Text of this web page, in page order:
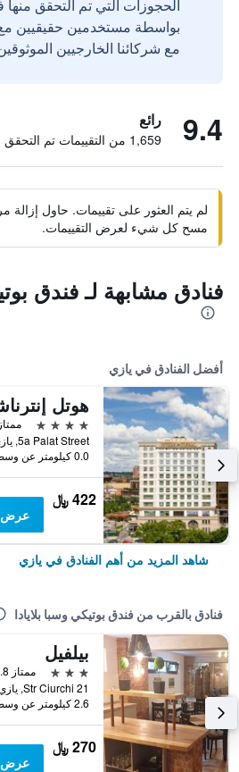
الحجوزات التي تم التحقق
مع شركائنا الخارجيين
9.4 رائع
1,659 من التقييمات تم التحقق منها
لم يتم العثور على تقييمات. حاول إزالة
مسح كل شيء لعرض التقييمات.
فنادق مشابهة لـ فندق
أفضل الفنادق في يازي
4 نجوم
ممتاز 9.1
5a Palat Street, يازي, رومانيا
0.0 كيلومتر عن وسط المدينة
422 ﷼
عرض
شاهد المزيد من أهم الفنادق في يازي
فنادق بالقرب من فندق بوتيكي وسبا بلايادا
بيلفيل
3 نجوم
ممتاز 8.8
Str Ciurchi 21, يازي, رومانيا
2.6 كيلومتر عن وسط المدينة
270 ﷼
عرض